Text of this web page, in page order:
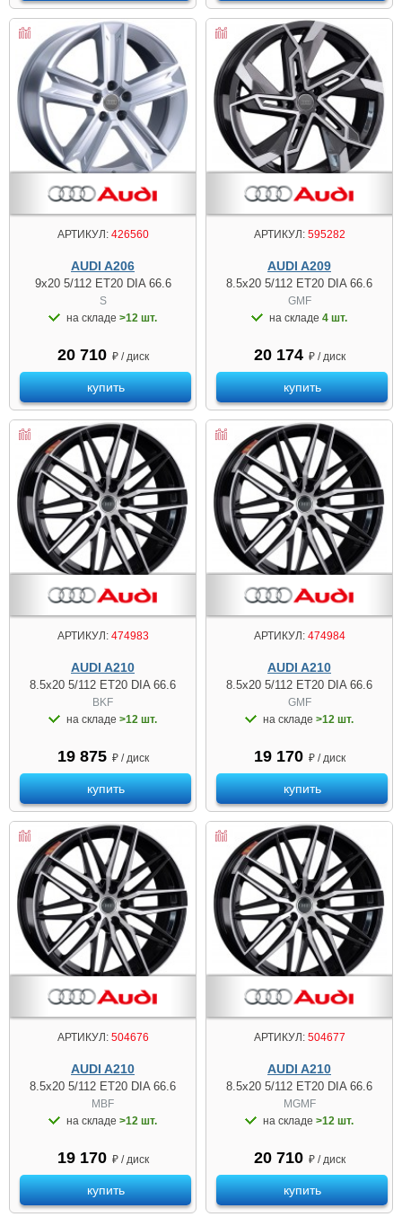
АРТИКУЛ:426560
AUDI A206
9x20 5/112 ET20 DIA 66.6
S
на складе >12 шт.
20 710 ₽ / диск
купить
АРТИКУЛ:595282
AUDI A209
8.5x20 5/112 ET20 DIA 66.6
GMF
на складе 4 шт.
20 174 ₽ / диск
купить
АРТИКУЛ:474983
AUDI A210
8.5x20 5/112 ET20 DIA 66.6
BKF
на складе >12 шт.
19 875 ₽ / диск
купить
АРТИКУЛ:474984
AUDI A210
8.5x20 5/112 ET20 DIA 66.6
GMF
на складе >12 шт.
19 170 ₽ / диск
купить
АРТИКУЛ:504676
AUDI A210
8.5x20 5/112 ET20 DIA 66.6
MBF
на складе >12 шт.
19 170 ₽ / диск
купить
АРТИКУЛ:504677
AUDI A210
8.5x20 5/112 ET20 DIA 66.6
MGMF
на складе >12 шт.
20 710 ₽ / диск
купить